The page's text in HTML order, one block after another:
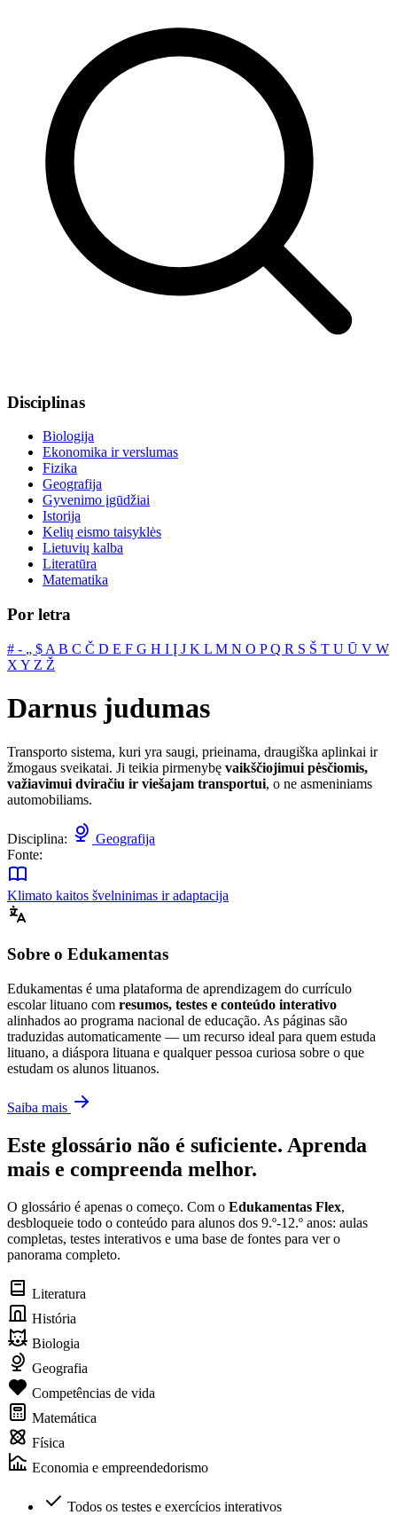
Disciplinas
Biologija
Ekonomika ir verslumas
Fizika
Geografija
Gyvenimo įgūdžiai
Istorija
Kelių eismo taisyklės
Lietuvių kalba
Literatūra
Matematika
Por letra
# ‐ „ $ A B C Č D E F G H I Į J K L M N O PQ R S Š T U Ū V W
X Y Z Ž
Darnus judumas
Transporto sistema, kuri yra saugi, prieinama, draugiška aplinkai ir
žmogaus sveikatai. Ji teikia pirmenybę vaikščiojimui pėsčiomis,
važiavimui dviračiu ir viešajam transportui, o ne asmeniniams
automobiliams.
Disciplina:
Geografija
Fonte:
Klimato kaitos švelninimas ir adaptacija
Sobre o Edukamentas
Edukamentas é uma plataforma de aprendizagem do currículo
escolar lituano com resumos, testes e conteúdo interativo
alinhados ao programa nacional de educação. As páginas são
traduzidas automaticamente — um recurso ideal para quem estuda
lituano, a diáspora lituana e qualquer pessoa curiosa sobre o que
estudam os alunos lituanos.
Saiba mais
Este glossário não é suficiente. Aprenda
mais e compreenda melhor.
O glossário é apenas o começo. Com o Edukamentas Flex,
desbloqueie todo o conteúdo para alunos dos 9.º-12.º anos: aulas
completas, testes interativos e uma base de fontes para ver o
panorama completo.
Literatura
História
Biologia
Geografia
Competências de vida
Matemática
Física
Economia e empreendedorismo
Todos os testes e exercícios interativos